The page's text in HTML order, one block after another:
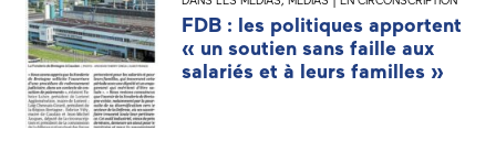
FDB : les politiques apportent
« un soutien sans faille aux
salariés et à leurs familles »